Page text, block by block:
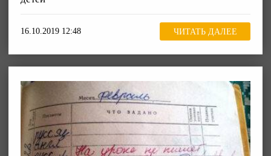
16.10.2019 12:48 ЧИТАТЬ ДАЛЕЕ